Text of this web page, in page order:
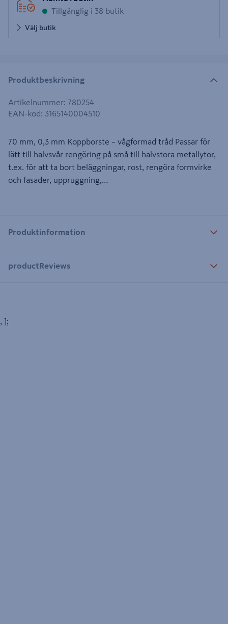
Tillgänglig i 38 butik
Välj butik
Produktbeskrivning
Artikelnummer: 780254
EAN-kod: 3165140004510
70 mm, 0,3 mm Koppborste – vågformad tråd Passar för
lätt till halvsvår rengöring på små till halvstora metallytor,
t.ex. för att ta bort beläggningar, rost, rengöra formvirke
och fasader, uppruggning,…
Produktinformation
productReviews
, ];